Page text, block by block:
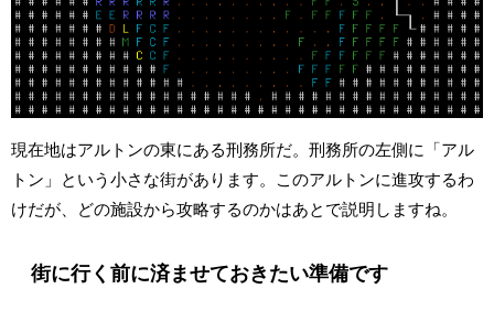
現在地はアルトンの東にある刑務所だ。刑務所の左側に「アル
トン」という小さな街があります。このアルトンに進攻するわ
けだが、どの施設から攻略するのかはあとで説明しますね。
街に行く前に済ませておきたい準備です